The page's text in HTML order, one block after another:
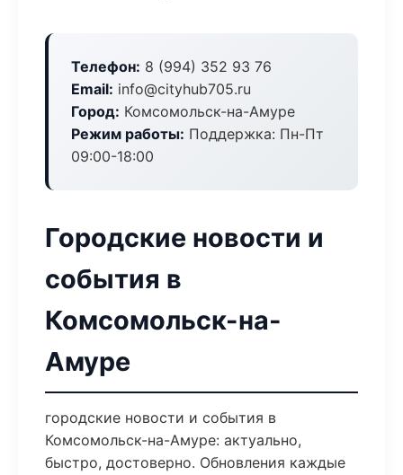
Телефон: 8 (994) 352 93 76
Email: info@cityhub705.ru
Город: Комсомольск-на-Амуре
Режим работы: Поддержка: Пн-Пт
09:00-18:00
Городские новости и
события в
Комсомольск-на-
Амуре
городские новости и события в
Комсомольск-на-Амуре: актуально,
быстро, достоверно. Обновления каждые